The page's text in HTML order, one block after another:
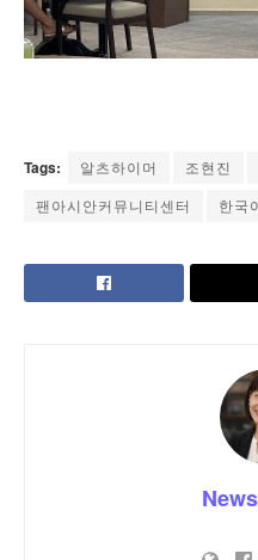
Tags: 알츠하이머 조현진
팬아시안커뮤니티센터
한국